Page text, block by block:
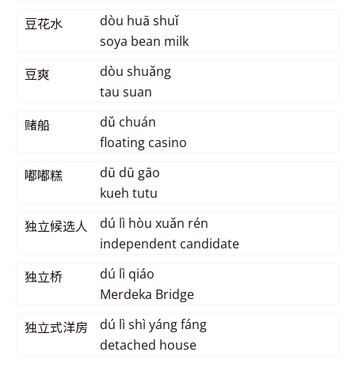
豆花水
dòu huā shuǐ
soya bean milk
豆爽
dòu shuǎng
tau suan
赌船
dǔ chuán
floating casino
嘟嘟糕
dū dū gāo
kueh tutu
独立候选人
dú lì hòu xuǎn rén
independent candidate
独立桥
dú lì qiáo
Merdeka Bridge
独立式洋房
dú lì shì yáng fáng
detached house